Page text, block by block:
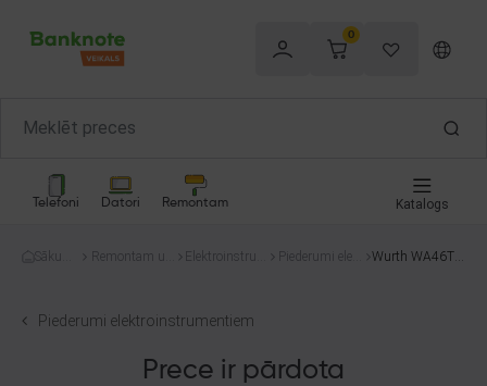
0
Telefoni Datori Remontam Katalogs
Sākum
Remontam un
Elektroinstru
Piederumi elekt
Wurth WA46TB
Piederumi elektroinstrumentiem
Prece ir pārdota